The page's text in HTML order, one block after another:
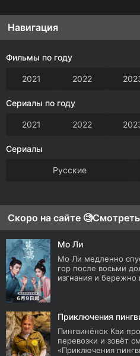
Навигация
Фильмы по году
2021 2022
Сериалы по году
2021 2022
Сериалы
Русские
Скоро на сайте 🧐
Мо Ли
Мо Ли медленно
гор после восьми
изгнания и бережно
Приключения
Пингвинёнок Кви
перевозки и зовёт
«Приключения